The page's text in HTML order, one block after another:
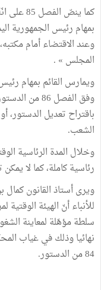
كما ينصّ
بمهام رئيس الجمهورية
وعند الاقتضاء أمام
المجلس » .
ويمارس القائم بمهام
وفق الفصل 86
باقتراح تعديل
الشعب.
وخلال المدة الرئاسية
رئاسية كاملة، كما لا
ويرى أستاذ القانون
للأنباء أنّ الهيئة
سلطة مؤهّلة لمعاينة
نهائيا وذلك في غياب
84 من الدستور.